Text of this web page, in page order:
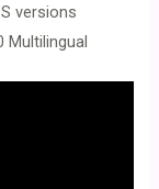
versions
Multilingual